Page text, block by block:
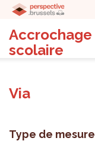
Accrochage
scolaire
Via
Type de mesure